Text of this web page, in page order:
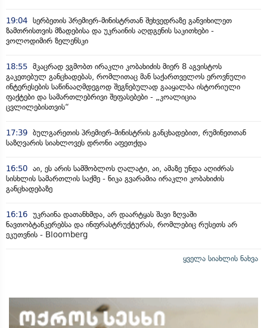
19:04 სერბეთის პრემიერ-მინისტრთან შეხვედრაზე განვიხილეთ
ზამთრისთვის მზადებისა და უკრაინის აღდგენის საკითხები -
ვოლოდიმირ ზელენსკი
18:55 მკაცრად ვგმობთ ირაკლი კობახიძის მიერ 8 აგვისტოს
გაკეთებულ განცხადებას, რომლითაც მან საქართველოს ეროვნული
ინტერესების საწინააღმდეგოდ შეგნებულად გააყალბა ისტორიული
ფაქტები და სამართლებრივი შეფასებები - „კოალიცია
ცვლილებისთვის“
17:39 ბულგარეთის პრემიერ-მინისტრის განცხადებით, რუმინეთთან
საზღვარის სიახლოვეს დრონი აფეთქდა
16:50 აი, ეს არის სამშობლოს ღალატი, აი, ამაზე უნდა აღიძრას
სისხლის სამართლის საქმე - ნიკა გვარამია ირაკლი კობახიძის
განცხადებაზე
16:16 უკრაინა დათანხმდა, არ დაარტყას შავი ზღვაში
ნავთობტანკერებსა და ინფრასტრუქტურას, რომლებიც რუსეთს არ
ეკუთვნის - Bloomberg
ყველა სიახლის ნახვა